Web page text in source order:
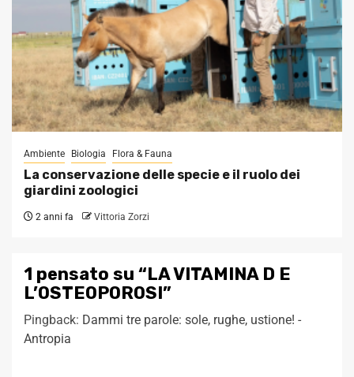
Ambiente Biologia Flora & Fauna
La conservazione delle specie e il ruolo dei
giardini zoologici
2 anni fa Vittoria Zorzi
1 pensato su “LA VITAMINA D E
L’OSTEOPOROSI”
Pingback: Dammi tre parole: sole, rughe, ustione! -
Antropia